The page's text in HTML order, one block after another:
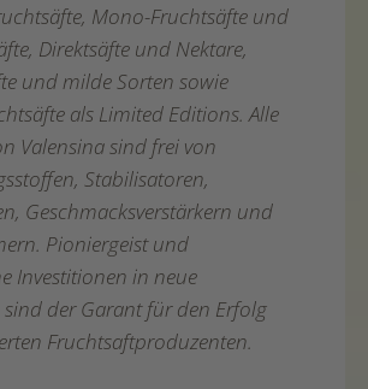
Mono-Fruchtsäfte und
Direktsäfte und Nektare,
und milde Sorten sowie
als Limited Editions. Alle
Valensina sind frei von
Stabilisatoren,
Geschmacksverstärkern und
Pioniergeist und
Investitionen in neue
der Garant für den Erfolg
Fruchtsaftproduzenten.